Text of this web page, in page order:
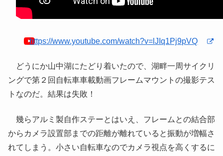
https://www.youtube.com/watch?v=lJIq1Pj9pVQ
どうにか山中湖にたどり着いたので、湖畔一周サイクリ
ングで第２回自転車車載動画フレームマウントの撮影テス
トなのだ。結果は失敗！
幾らアルミ製自作ステーとはいえ、フレームとの結合部
からカメラ設置部までの距離が離れていると振動が増幅さ
れてしまう。小さい自転車なのでカメラ視点を高くするに